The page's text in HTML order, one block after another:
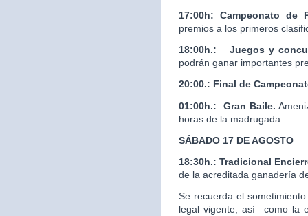
17:00h: Campeonato de
premios a los primeros
18:00h.:
Juegos y
podrán ganar importantes
20:00.: Final de
01:00h.: Gran Baile.
horas de la madrugada
SÁBADO 17 DE AGOSTO
18:30h.: Tradicional
de la acreditada ganadería
Se recuerda el
legal vigente, así como la